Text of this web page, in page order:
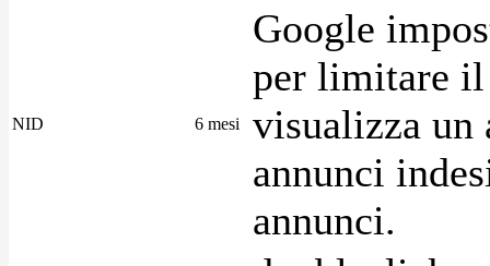
NID 6 mesi
Google
per limitare
visualizza un
annunci
annunci.